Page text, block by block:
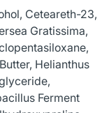
Ceteareth-23,
Gratissima,
Helianthus
Ferment